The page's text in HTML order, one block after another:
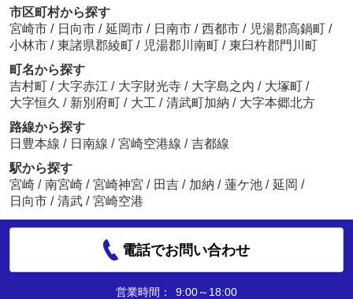
市区町村から探す
宮崎市 / 日向市 / 延岡市 / 日南市 / 西都市 / 児湯郡高鍋町 /
小林市 / 東諸県郡綾町 / 児湯郡川南町 / 東臼杵郡門川町
町名から探す
吉村町 / 大字赤江 / 大字財光寺 / 大字島之内 / 大塚町 /
大字恒久 / 新別府町 / 大工 / 清武町加納 / 大字本郷北方
路線から探す
日豊本線 / 日南線 / 宮崎空港線 / 吉都線
駅から探す
宮崎 / 南宮崎 / 宮崎神宮 / 田吉 / 加納 / 蓮ケ池 / 延岡 /
日向市 / 清武 / 宮崎空港
電話でお問い合わせ
営業時間：
9:00～18:00